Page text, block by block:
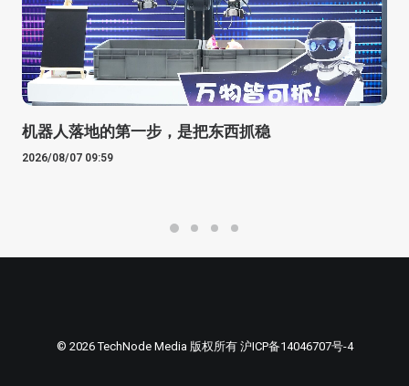
机器人落地的第一步，是把东西抓稳
2026/08/07 09:59
© 2026 TechNode Media 版权所有 沪ICP备14046707号-4